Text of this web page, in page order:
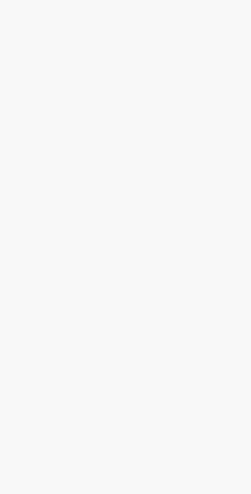
to se zaměřila kanadská pobočka
nečekaně od někoho mimo vaše
nábytkářského řetězce soukromou